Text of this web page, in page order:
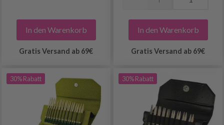
In den Warenkorb
Gratis Versand ab 69€
In den Warenkorb
Gratis Versand ab 69€
30% Rabatt 30% Rabatt